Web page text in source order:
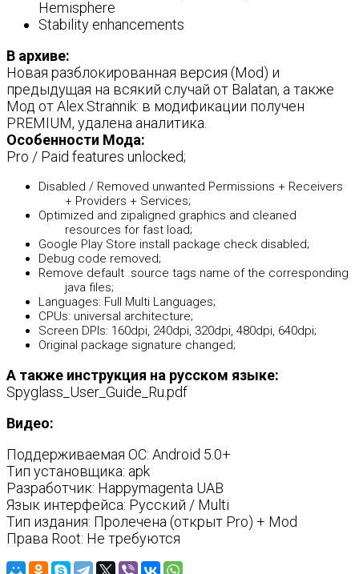
Hemisphere
Stability enhancements
В архиве:
Новая разблокированная версия (Mod) и
предыдущая на всякий случай от Balatan, а также
Мод от Alex.Strannik: в модификации получен
PREMIUM, удалена аналитика.
Особенности Мода:
Pro / Paid features unlocked;
Disabled / Removed unwanted Permissions + Receivers
+ Providers + Services;
Optimized and zipaligned graphics and cleaned
resources for fast load;
Google Play Store install package check disabled;
Debug code removed;
Remove default .source tags name of the corresponding
java files;
Languages: Full Multi Languages;
CPUs: universal architecture;
Screen DPIs: 160dpi, 240dpi, 320dpi, 480dpi, 640dpi;
Original package signature changed;
А также инструкция на русском языке:
Spyglass_User_Guide_Ru.pdf
Видео:
Поддерживаемая ОС: Android 5.0+
Тип установщика: apk
Разработчик: Happymagenta UAB
Язык интерфейса: Русский / Multi
Тип издания: Пролечена (открыт Pro) + Mod
Права Root: Не требуются